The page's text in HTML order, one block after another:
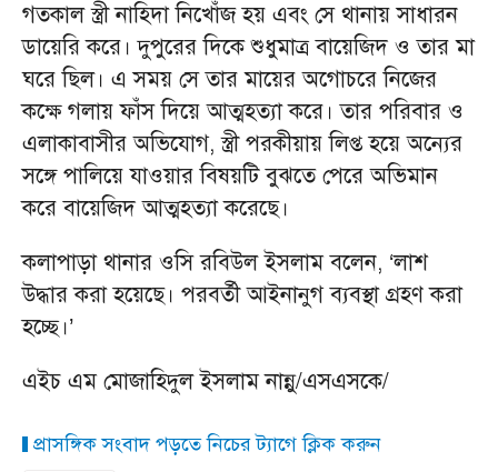
গতকাল স্ত্রী নাহিদা নিখোঁজ হয় এবং সে থানায় সাধারন
ডায়েরি করে। দুপুরের দিকে শুধুমাত্র বায়েজিদ ও তার মা
ঘরে ছিল। এ সময় সে তার মায়ের অগোচরে নিজের
কক্ষে গলায় ফাঁস দিয়ে আত্মহত্যা করে। তার পরিবার ও
এলাকাবাসীর অভিযোগ, স্ত্রী পরকীয়ায় লিপ্ত হয়ে অন্যের
সঙ্গে পালিয়ে যাওয়ার বিষয়টি বুঝতে পেরে অভিমান
করে বায়েজিদ আত্মহত্যা করেছে।
কলাপাড়া থানার ওসি রবিউল ইসলাম বলেন, ‘লাশ
উদ্ধার করা হয়েছে। পরবর্তী আইনানুগ ব্যবস্থা গ্রহণ করা
হচ্ছে।’
এইচ এম মোজাহিদুল ইসলাম নান্নু/এসএসকে/
প্রাসঙ্গিক সংবাদ পড়তে নিচের ট্যাগে ক্লিক করুন